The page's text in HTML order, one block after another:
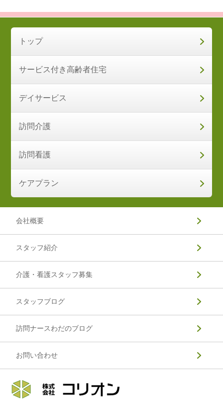
トップ
サービス付き高齢者住宅
デイサービス
訪問介護
訪問看護
ケアプラン
会社概要
スタッフ紹介
介護・看護スタッフ募集
スタッフブログ
訪問ナースわだのブログ
お問い合わせ